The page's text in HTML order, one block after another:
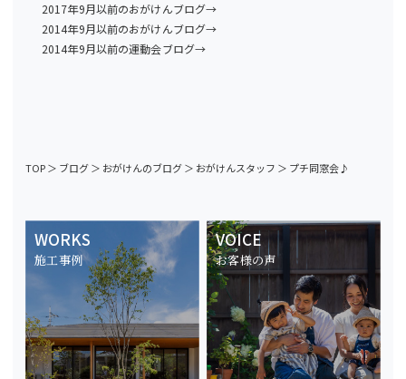
2017年9月以前のおがけんブログ→
2014年9月以前のおがけんブログ→
2014年9月以前の運動会ブログ→
TOP＞ ブログ＞ おがけんのブログ＞ おがけんスタッフ ＞ プチ同窓会♪
WORKS
施工事例
VOICE
お客様の声